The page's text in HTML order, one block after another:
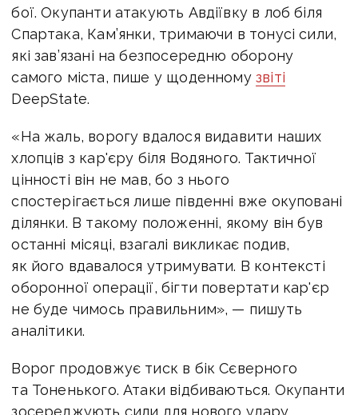
бої. Окупанти атакують Авдіївку в лоб біля
Спартака, Кам’янки, тримаючи в тонусі сили,
які зав’язані на безпосередню оборону
самого міста, пише у щоденному звіті
DeepState.
«На жаль, ворогу вдалося видавити наших
хлопців з кар'єру біля Водяного. Тактичної
цінності він не мав, бо з нього
спостерігається лише південні вже окуповані
ділянки. В такому положенні, якому він був
останні місяці, взагалі викликає подив,
як його вдавалося утримувати. В контексті
оборонної операції, бігти повертати кар'єр
не буде чимось правильним», — пишуть
аналітики.
Ворог продовжує тиск в бік Сєверного
та Тоненького. Атаки відбиваються. Окупанти
зосереджують сили для нового удару,